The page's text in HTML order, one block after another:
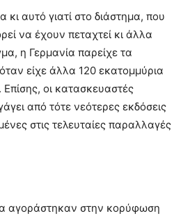
κι αυτό γιατί στο διάστημα, που
να έχουν πεταχτεί κι άλλα
η Γερμανία παρείχε τα
είχε άλλα 120 εκατομμύρια
οι κατασκευαστές
από τότε νεότερες εκδόσεις
στις τελευταίες παραλλαγές
αγοράστηκαν στην κορύφωση